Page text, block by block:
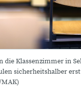
die Klassenzimmer in
sicherheitshalber